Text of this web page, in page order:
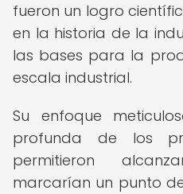
fueron un logro
en la historia de la
las bases para la
escala industrial.
Su enfoque
profunda de los
permitieron
marcarían un punto